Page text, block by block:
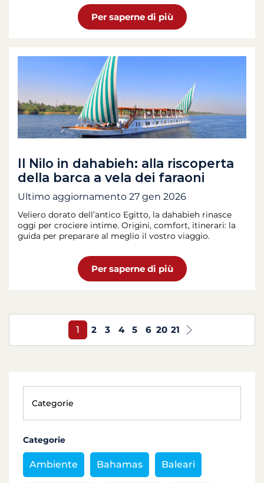
Per saperne di più
Il Nilo in dahabieh: alla riscoperta
della barca a vela dei faraoni
Ultimo aggiornamento 27 gen 2026
Veliero dorato dell’antico Egitto, la dahabieh rinasce
oggi per crociere intime. Origini, comfort, itinerari: la
guida per preparare al meglio il vostro viaggio.
Per saperne di più
1 2 3 4 5 6 20 21
Categorie
Ambiente Bahamas Baleari